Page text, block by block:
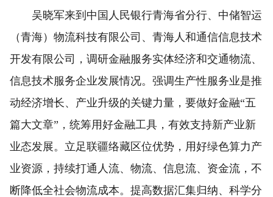
吴晓军来到中国人民银行青海省分行、中储智运
（青海）物流科技有限公司、青海人和通信信息技术
开发有限公司，调研金融服务实体经济和交通物流、
信息技术服务企业发展情况。强调生产性服务业是推
动经济增长、产业升级的关键力量，要做好金融“五
篇大文章”，统筹用好金融工具，有效支持新产业新
业态发展。立足联疆络藏区位优势，用好绿色算力产
业资源，持续打通人流、物流、信息流、资金流，不
断降低全社会物流成本。提高数据汇集归纳、科学分